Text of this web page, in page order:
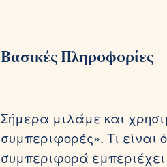
Βασικές Πληροφορίες
Σήμερα μιλάμε και
συμπεριφορές». Τι είναι
συμπεριφορά